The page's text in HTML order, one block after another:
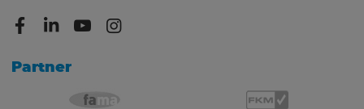
Partner